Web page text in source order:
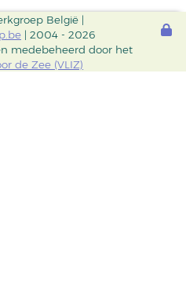
België |
| 2004 - 2026
medebeheerd door het
de Zee (VLIZ)